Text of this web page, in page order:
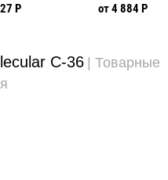
Р от 4 884 Р
C-36 | Товарные